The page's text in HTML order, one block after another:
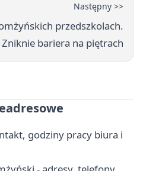
Następny >>
przedszkolach.
Zniknie bariera na piętrach
godziny pracy biura i